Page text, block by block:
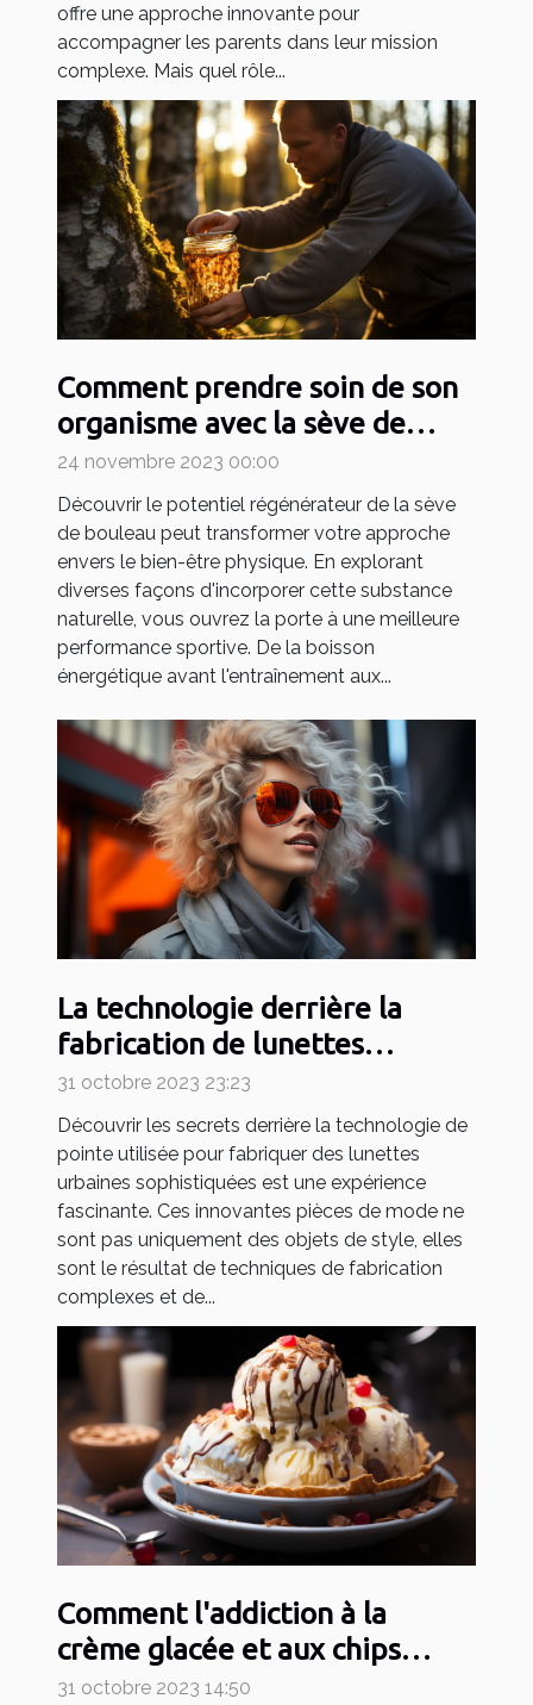
offre une approche innovante pour
accompagner les parents dans leur mission
complexe. Mais quel rôle...
Comment prendre soin de son
organisme avec la sève de
bouleau pour devenir un
sportif efficace ?
24 novembre 2023 00:00
Découvrir le potentiel régénérateur de la sève
de bouleau peut transformer votre approche
envers le bien-être physique. En explorant
diverses façons d'incorporer cette substance
naturelle, vous ouvrez la porte à une meilleure
performance sportive. De la boisson
énergétique avant l'entraînement aux...
La technologie derrière la
fabrication de lunettes
urbaines sophistiquées
31 octobre 2023 23:23
Découvrir les secrets derrière la technologie de
pointe utilisée pour fabriquer des lunettes
urbaines sophistiquées est une expérience
fascinante. Ces innovantes pièces de mode ne
sont pas uniquement des objets de style, elles
sont le résultat de techniques de fabrication
complexes et de...
Comment l'addiction à la
crème glacée et aux chips
affecte notre santé
31 octobre 2023 14:50